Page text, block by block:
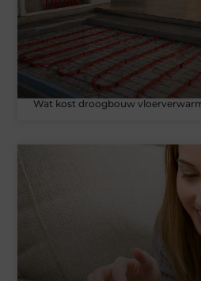
Wat kost droogbouw